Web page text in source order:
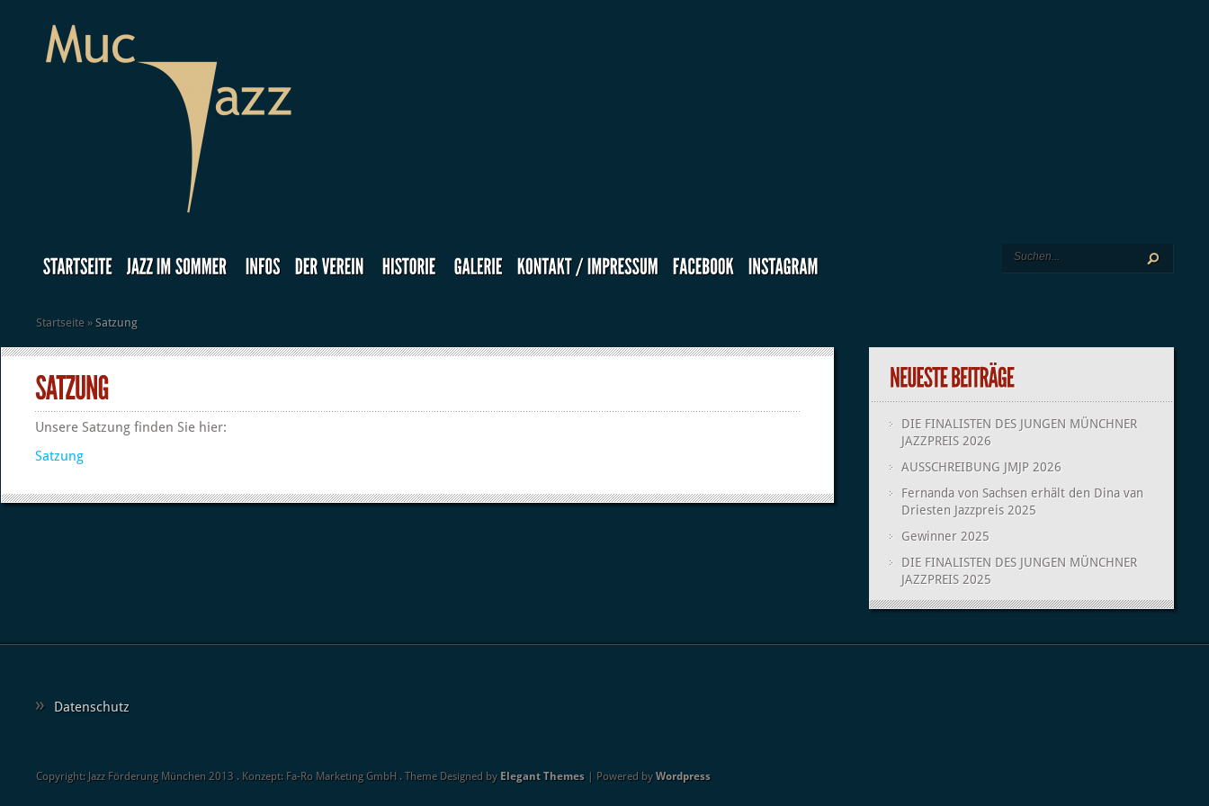
Startseite » Satzung
Unsere Satzung finden Sie hier:
Satzung
DIE FINALISTEN DES JUNGEN MÜNCHNER
JAZZPREIS 2026
AUSSCHREIBUNG JMJP 2026
Fernanda von Sachsen erhält den Dina van
Driesten Jazzpreis 2025
Gewinner 2025
DIE FINALISTEN DES JUNGEN MÜNCHNER
JAZZPREIS 2025
Datenschutz
Copyright: Jazz Förderung München 2013 . Konzept: Fa-Ro Marketing GmbH . Theme Designed by Elegant Themes | Powered byWordpress